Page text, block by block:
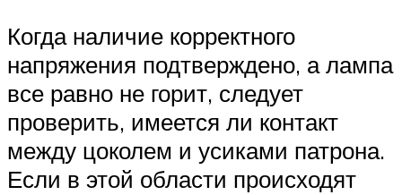
Когда наличие корректного
напряжения подтверждено, а лампа
все равно не горит, следует
проверить, имеется ли контакт
между цоколем и усиками патрона.
Если в этой области происходят